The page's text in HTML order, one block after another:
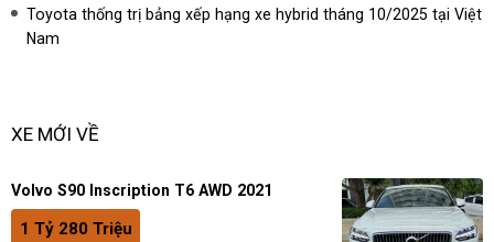
Toyota thống trị bảng xếp hạng xe hybrid tháng 10/2025 tại Việt
Nam
XE MỚI VỀ
Volvo S90 Inscription T6 AWD 2021
1 Tỷ 280 Triệu